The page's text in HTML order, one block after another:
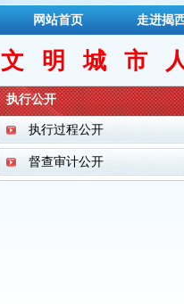
网站首页 走进揭
文明城市
执行公开
执行过程公开
督查审计公开